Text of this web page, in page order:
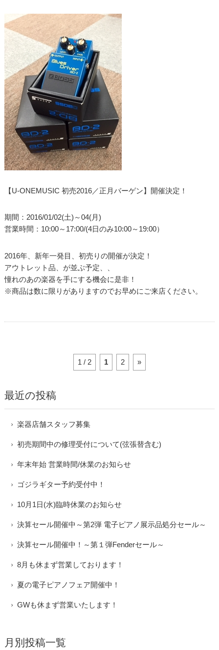
【U-ONEMUSIC 初売2016／正月バーゲン】開催決定！
期間：2016/01/02(土)～04(月)
営業時間：10:00～17:00/(4日のみ10:00～19:00）
2016年、新年一発目、初売りの開催が決定！
アウトレット品、が並ぶ予定、、
憧れのあの楽器を手にする機会に是非！
※商品は数に限りがありますのでお早めにご来店ください。
1 / 2 1 2 »
最近の投稿
楽器店舗スタッフ募集
初売期間中の修理受付について(弦張替含む)
年末年始 営業時間/休業のお知らせ
ゴジラギター予約受付中！
10月1日(水)臨時休業のお知らせ
決算セール開催中～第2弾 電子ピアノ展示品処分セール～
決算セール開催中！～第１弾Fenderセール～
8月も休まず営業しております！
夏の電子ピアノフェア開催中！
GWも休まず営業いたします！
月別投稿一覧